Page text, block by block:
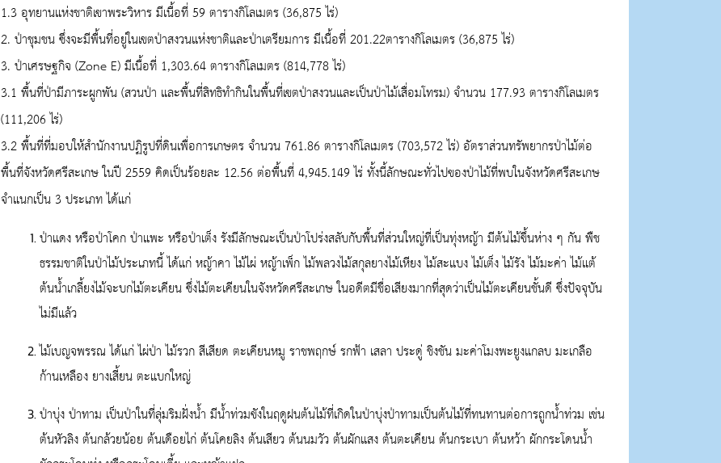
1.3อุทยานแห่งชาติเขาพระวิหาร มีเนื้อที่59 ตารางกิโลเมตร (36,875ไร่)
2. ป่าชุมชน ซึ่งจะมีพื้นที่อยู่ในเขตป่าสงวนแห่งชาติและป่าเตรียมการ มีเนื้อที่201.22ตารางกิโลเมตร (36,875ไร่)
3. ป่าเศรษฐกิจ (Zone E)มีเนื้อที่ 1,303.64ตารางกิโลเมตร (814,778ไร่)
3.1 พื้นที่ป่ามีภาระผูกพัน (สวนป่า และพื้นที่สิทธิทำกินในพื้นที่เขตป่าสงวนและเป็นป่าไม้เสื่อมโทรม) จำนวน 177.93ตารางกิโลเมตร
(111,206ไร่)
3.2พื้นที่ที่มอบให้สำนักงานปฏิรูปที่ดินเพื่อการเกษตร จำนวน761.86 ตารางกิโลเมตร (703,572ไร่) อัตราส่วนทรัพยากรป่าไม้ต่อ
พื้นที่จังหวัดศรีสะเกษ ในปี2559 คิดเป็นร้อยละ 12.56 ต่อพื้นที่4,945.149ไร่ ทั้งนี้ลักษณะทั่วไปของป่าไม้ที่พบในจังหวัดศรีสะเกษ
จำแนกเป็น 3ประเภท ได้แก่
ป่าแดง หรือป่าโคก ป่าแพะ หรือป่าเต็ง รังมีลักษณะเป็นป่าโปร่งสลับกับพื้นที่ส่วนใหญ่ที่เป็นทุ่งหญ้า มีต้นไม้ขึ้นห่าง ๆ กัน พืช
ธรรมชาติในป่าไม้ประเภทนี้ ได้แก่ หญ้าคา ไม้ไผ่ หญ้าเพ็ก ไม้พลวงไม้สกุลยางไม้เหียง ไม้สะแบง ไม้เต็ง ไม้รัง ไม้มะค่า ไม้แต้
ต้นน้ำเกลี้ยงไม้จะบกไม้ตะเคียน ซึ่งไม้ตะเคียนในจังหวัดศรีสะเกษ ในอดีตมีชื่อเสียงมากที่สุดว่าเป็นไม้ตะเคียนชั้นดี ซึ่งปัจจุบัน
ไม่มีแล้ว
ไม้เบญจพรรณ ได้แก่ ไผ่ป่า ไม้รวก สีเสียด ตะเคียนหมู ราชพฤกษ์ รกฟ้า เสลา ประดู่ ชิงชัน มะค่าโมงพะยูงแกลบ มะเกลือ
ก้านเหลือง ยางเสี้ยน ตะแบกใหญ่
ป่าบุ่ง ป่าทาม เป็นป่าในที่ลุ่มริมฝั่งน้ำ มีน้ำท่วมขังในฤดูฝนต้นไม้ที่เกิดในป่าบุ่งป่าทามเป็นต้นไม้ที่ทนทานต่อการถูกน้ำท่วม เช่น
ต้นหัวลิง ต้นกล้วยน้อย ต้นเดือยไก่ ต้นโคยลิง ต้นเสียว ต้นนมวัว ต้นผักแสง ต้นตะเคียน ต้นกระเบา ต้นหว้า ผักกระโดนน้ำ